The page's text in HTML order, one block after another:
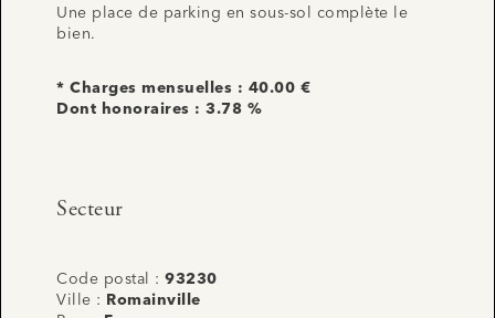
Une place de parking en sous-sol complète le
bien.
* Charges mensuelles : 40.00 €
Dont honoraires : 3.78 %
Secteur
Code postal : 93230
Ville :
Romainville